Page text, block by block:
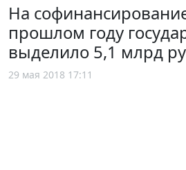
На
прошлом году
выделило 5,1 млрд
29 мая 2018 17:11